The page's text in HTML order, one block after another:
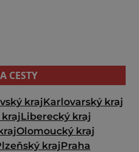
CESTY
krajKarlovarský kraj
Liberecký kraj
Olomoucký kraj
krajPraha